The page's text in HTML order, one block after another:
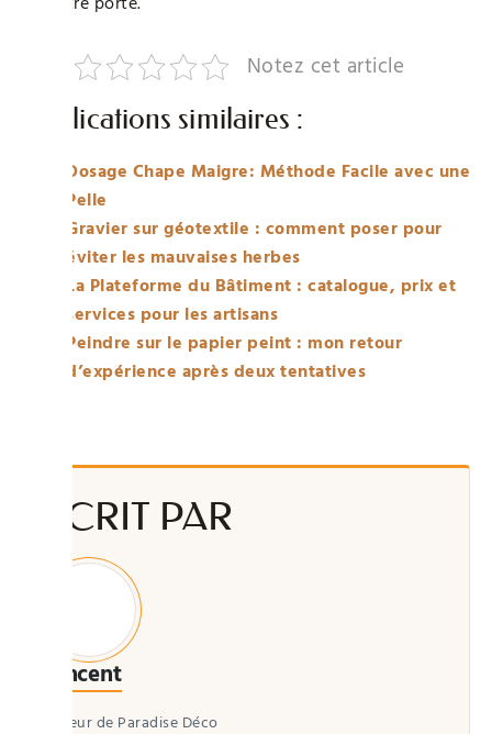
Notez cet article
Publications similaires :
Dosage Chape Maigre: Méthode Facile avec une
Pelle
Gravier sur géotextile : comment poser pour
éviter les mauvaises herbes
La Plateforme du Bâtiment : catalogue, prix et
services pour les artisans
Peindre sur le papier peint : mon retour
d’expérience après deux tentatives
ÉCRIT PAR
Vincent
Auteur de Paradise Déco